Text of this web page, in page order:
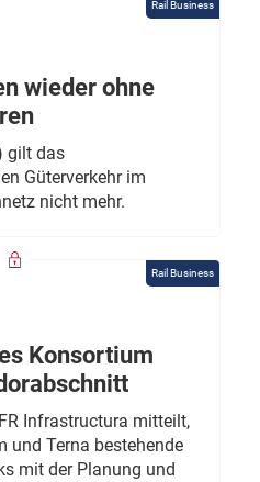
Rail Business
wieder ohne
gilt das
Güterverkehr im
nicht mehr.
Rail Business
Konsortium
Infrastructura mitteilt,
und Terna bestehende
mit der Planung und